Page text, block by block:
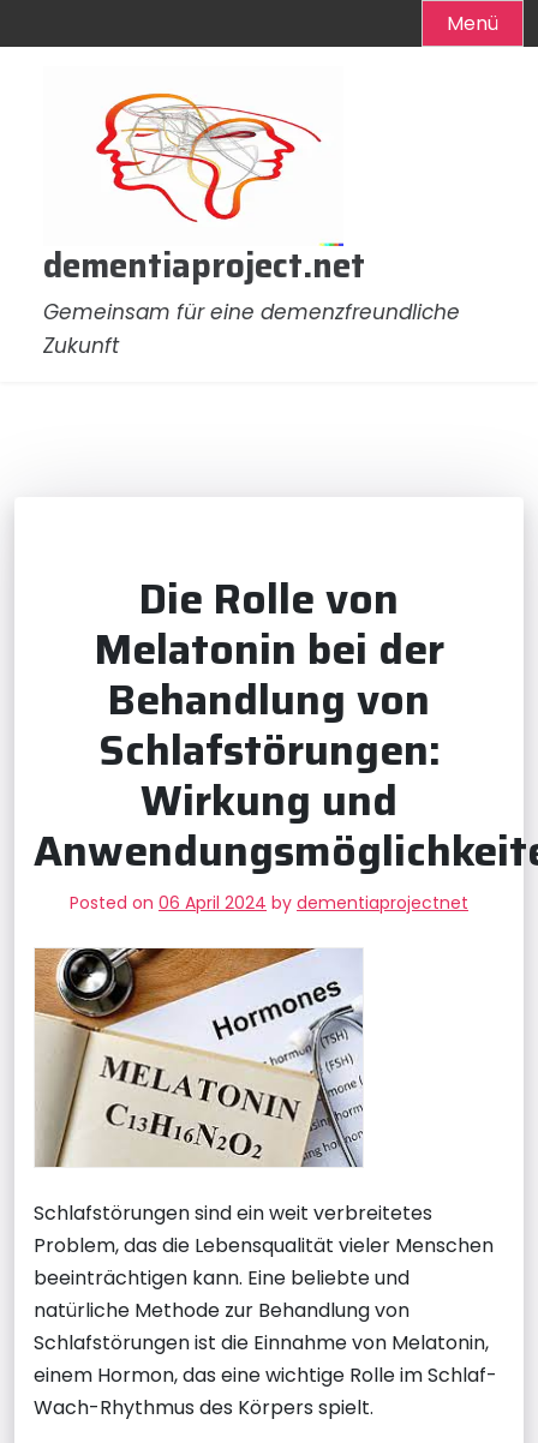
Menü
dementiaproject.net
Gemeinsam für eine demenzfreundliche
Zukunft
Die Rolle von
Melatonin bei der
Behandlung von
Schlafstörungen:
Wirkung und
Posted on 06 April 2024 by dementiaprojectnet
Schlafstörungen sind ein weit verbreitetes
Problem, das die Lebensqualität vieler Menschen
beeinträchtigen kann. Eine beliebte und
natürliche Methode zur Behandlung von
Schlafstörungen ist die Einnahme von Melatonin,
einem Hormon, das eine wichtige Rolle im Schlaf-
Wach-Rhythmus des Körpers spielt.